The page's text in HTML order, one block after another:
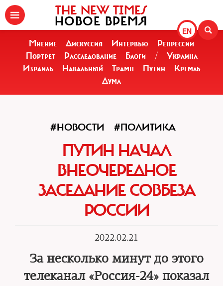
EN
THE NEW TIMES
НОВОЕ ВРЕМЯ
Мнение Дискуссия Интервью
Репрессии
Портрет
Расследование Блоги /
Украина
Израиль
Навальный Трамп Путин
Кремль
Дума
#НОВОСТИ #ПОЛИТИКА
ПУТИН НАЧАЛ
ВНЕОЧЕРЕДНОЕ
ЗАСЕДАНИЕ СОВБЕЗА
РОССИИ
2022.02.21
За несколько минут до этого
телеканал «Россия-24» показал